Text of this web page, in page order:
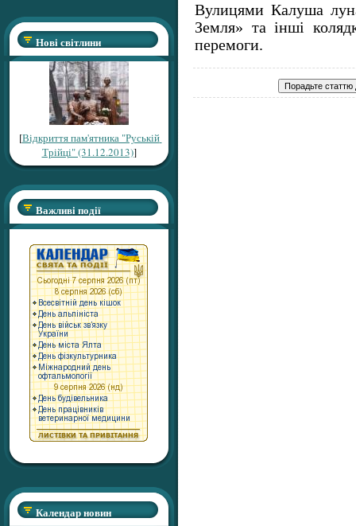
Нові світлини
[Відкриття пам'ятника "Руській
Трійці" (31.12.2013)]
Важливі події
Календар новин
Вулицями Калуша
Земля» та інші
перемоги.